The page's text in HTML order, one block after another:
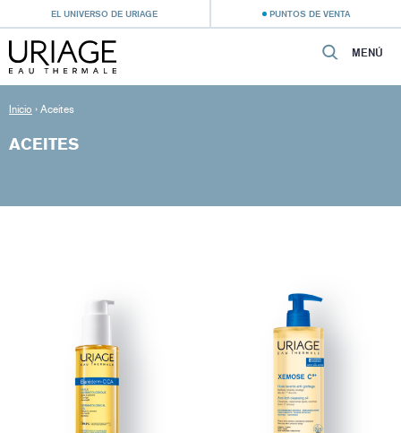
EL UNIVERSO DE URIAGE PUNTOS DE VENTA
MENÚ
Inicio › Aceites
ACEITES